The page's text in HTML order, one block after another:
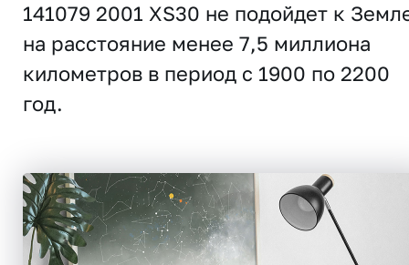
141079 2001 XS30 не подойдет к
на расстояние менее 7,5 миллиона
километров в период с 1900 по 2200
год.